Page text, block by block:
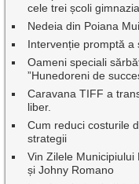
cele trei școli
Nedeia din Poiana
Intervenție promptă a
Oameni speciali
”Hunedoreni de
Caravana TIFF a
liber.
Cum reduci costurile
strategii
Vin Zilele
și Johny Romano